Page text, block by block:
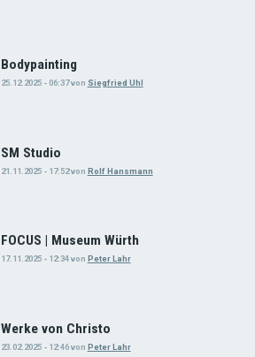
Bodypainting
25.12.2025 - 06:37 von Siegfried Uhl
SM Studio
21.11.2025 - 17:52 von Rolf Hansmann
FOCUS | Museum Würth
17.11.2025 - 12:34 von Peter Lahr
Werke von Christo
23.02.2025 - 12:46 von Peter Lahr